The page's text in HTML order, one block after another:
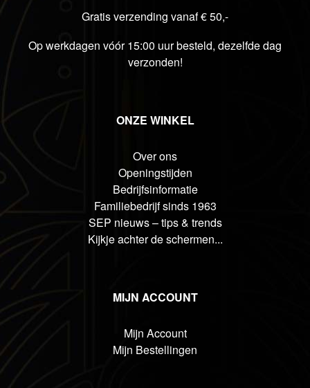
Gratis verzending vanaf € 50,-
Op werkdagen vóór 15:00 uur besteld, dezelfde dag
verzonden!
ONZE WINKEL
Over ons
Openingstijden
Bedrijfsinformatie
Familiebedrijf sinds 1963
SEP nieuws – tips & trends
Kijkje achter de schermen...
MIJN ACCOUNT
Mijn Account
Mijn Bestellingen